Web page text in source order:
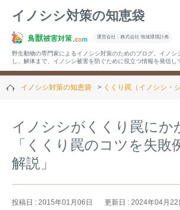
イノシシ対策の知恵袋
運営会社：株式会社 地域環境計画
野生動物の専門家によるイノシシ対策のためのブログ。イノシ
し、解体まで、イノシシ被害を防ぐために役立つ情報を発信し
▼キーワードから記事を探す
▼過去の記事
イノシシ対策の知恵袋 くくり罠（イノシシ・シ
イノシシがくくり罠にか
「くくり罠のコツを失敗
解説」
投稿日 : 2015年01月06日 更新日 : 2024年04月22